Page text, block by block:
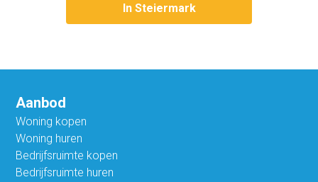
In Steiermark
Aanbod
Woning kopen
Woning huren
Bedrijfsruimte kopen
Bedrijfsruimte huren